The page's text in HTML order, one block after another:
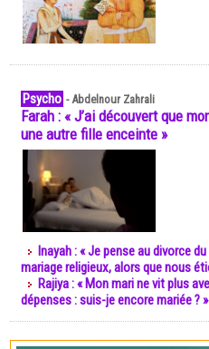
Psycho -Abdelnour Zahrali
Farah : « J’ai découvert que
une autre fille enceinte »
Inayah : « Je pense au divorce
mariage religieux, alors que nous
Rajiya : « Mon mari ne vit plus
dépenses : suis-je encore mariée ? »